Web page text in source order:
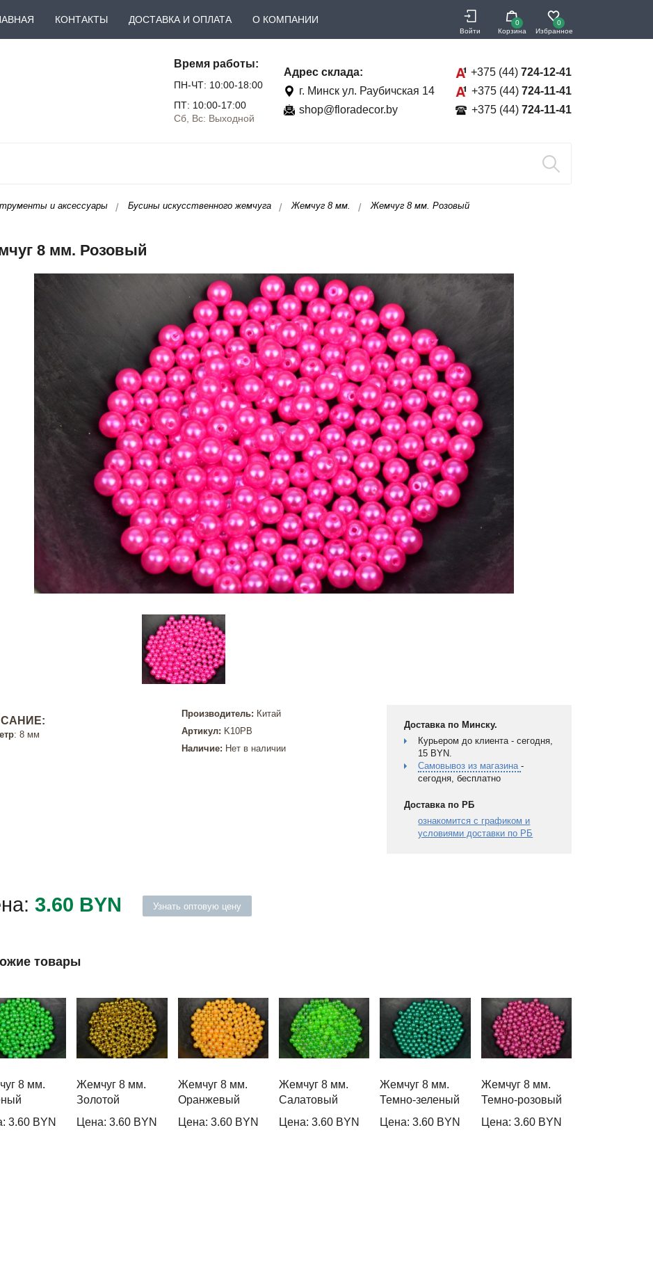
КОНТАКТЫ ДОСТАВКА И ОПЛАТА О КОМПАНИИ
Войти
0
Корзина
0
Избранное
Время работы:
ПН-ЧТ: 10:00-18:00
ПТ: 10:00-17:00
Сб, Вс: Выходной
Адрес склада:
г. Минск ул. Раубичская 14
shop@floradecor.by
+375 (44) 724-12-41
+375 (44) 724-11-41
+375 (44) 724-11-41
и аксессуары Бусины искусственного жемчуга Жемчуг 8 мм. Жемчуг 8 мм. Розовый
8 мм. Розовый
: 8 мм
Производитель: Китай
Артикул: K10PB
Наличие: Нет в наличии
Доставка по Минску.
Курьером до клиента - сегодня,
15 BYN.
Самовывоз из магазина-
сегодня, бесплатно
Доставка по РБ
ознакомится с графиком и
условиями доставки по РБ
3.60 BYN Узнать оптовую цену
товары
8 мм.
3.60 BYN
Жемчуг 8 мм.
Золотой
Цена: 3.60 BYN
Жемчуг 8 мм.
Оранжевый
Цена: 3.60 BYN
Жемчуг 8 мм.
Салатовый
Цена: 3.60 BYN
Жемчуг 8 мм.
Темно-зеленый
Цена: 3.60 BYN
Жемчуг 8 мм.
Темно-розовый
Цена: 3.60 BYN